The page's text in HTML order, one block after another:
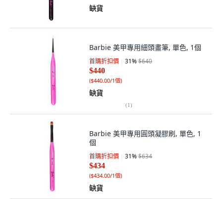
缺貨
Barbie 美甲專用細頭畫筆, 單色, 1個
首購折扣價 31%$640
$440
($440.00/1個)
缺貨
(1)
Barbie 美甲專用圓頭凝膠刷, 單色, 1
個
首購折扣價 31%$634
$434
($434.00/1個)
缺貨